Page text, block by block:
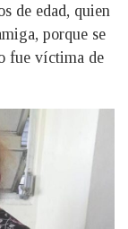
de edad, quien
porque se
fue víctima de